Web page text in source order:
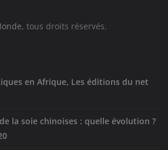
, tous droits réservés.
en Afrique, Les éditions du net
la soie chinoises : quelle évolution ?